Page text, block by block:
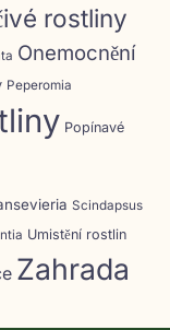
rostliny
Onemocnění
Peperomia
Popínavé
Scindapsus
Umistění rostlin
Zahrada